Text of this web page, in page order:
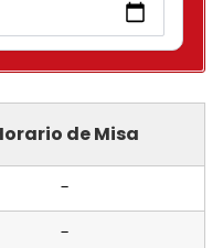
de Misa
-
-